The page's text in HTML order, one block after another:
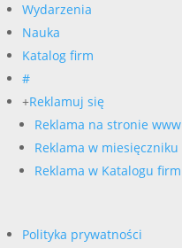
Wydarzenia
Nauka
Katalog firm
#
+Reklamuj się
Reklama na stronie www
Reklama w miesięczniku
Reklama w Katalogu firm
Polityka prywatności